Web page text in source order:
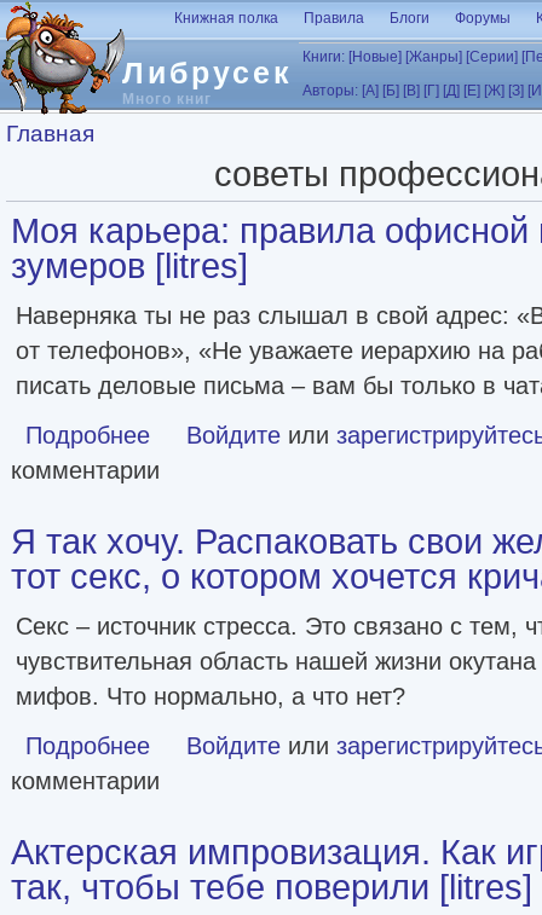
Перейти к основному содержанию
Либрусек
Много книг
Книжная полка Правила Блоги Форумы
Книги: [Новые] [Жанры] [Серии]
Авторы: [А] [Б] [В] [Г] [Д] [Е] [Ж] [З]
Вы здесь
Главная
советы
Моя карьера: правила офисной
зумеров [litres]
Наверняка ты не раз слышал в свой адрес:
от телефонов», «Не уважаете иерархию на
писать деловые письма – вам бы только в
Подробнее о Моя карьера: правила офисной игры для зумеров
Войдите или
комментарии
Я так хочу. Распаковать свои
тот секс, о котором хочется
Секс – источник стресса. Это связано с тем,
чувствительная область нашей жизни
мифов. Что нормально, а что нет?
Подробнее о Я так хочу. Распаковать свои желания и открыть тот
Войдите или
комментарии
Актерская импровизация. Как
так, чтобы тебе поверили [litres]